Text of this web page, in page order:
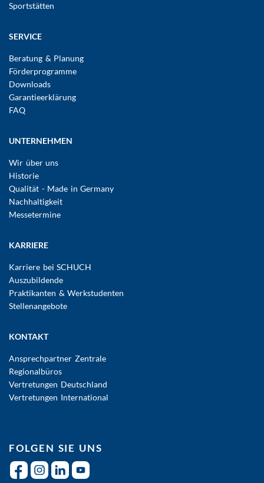
Sportstätten
SERVICE
Beratung & Planung
Förderprogramme
Downloads
Garantieerklärung
FAQ
UNTERNEHMEN
Wir über uns
Historie
Qualität - Made in Germany
Nachhaltigkeit
Messetermine
KARRIERE
Karriere bei SCHUCH
Auszubildende
Praktikanten & Werkstudenten
Stellenangebote
KONTAKT
Ansprechpartner Zentrale
Regionalbüros
Vertretungen Deutschland
Vertretungen International
FOLGEN SIE UNS